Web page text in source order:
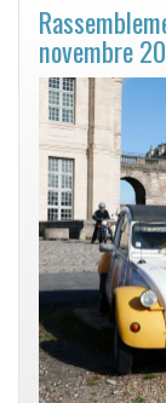
novembre